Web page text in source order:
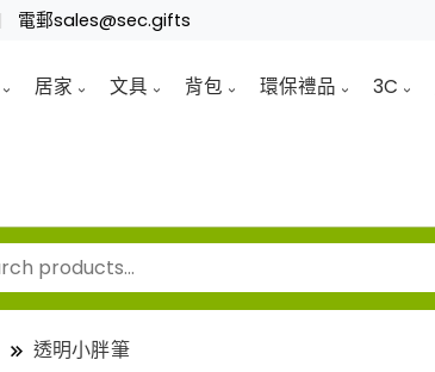
電郵sales@sec.gifts
居家 文具 背包 環保禮品 3C
透明小胖筆